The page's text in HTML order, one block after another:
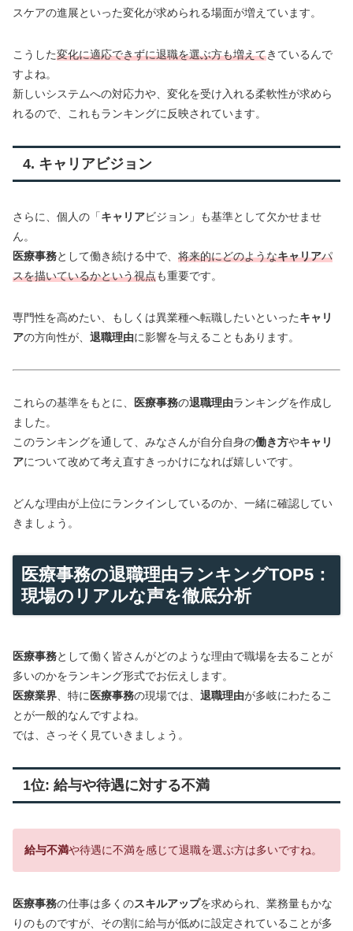
スケアの進展といった変化が求められる場面が増えています。
こうした変化に適応できずに退職を選ぶ方も増えてきているんで
すよね。
新しいシステムへの対応力や、変化を受け入れる柔軟性が求めら
れるので、これもランキングに反映されています。
4. キャリアビジョン
さらに、個人の「キャリアビジョン」も基準として欠かせませ
ん。
医療事務として働き続ける中で、 将来的にどのようなキャリアパ
スを描いているかという視点も重要です。
専門性を高めたい、もしくは異業種へ転職したいといったキャリ
アの方向性が、 退職理由に影響を与えることもあります。
これらの基準をもとに、 医療事務の退職理由ランキングを作成し
ました。
このランキングを通して、みなさんが自分自身の働き方やキャリ
アについて改めて考え直すきっかけになれば嬉しいです。
どんな理由が上位にランクインしているのか、一緒に確認してい
きましょう。
医療事務の退職理由ランキングTOP5：
現場のリアルな声を徹底分析
医療事務として働く皆さんがどのような理由で職場を去ることが
多いのかをランキング形式でお伝えします。
医療業界 、特に 医療事務の現場では、 退職理由が多岐にわたるこ
とが一般的なんですよね。
では、さっそく見ていきましょう。
1位: 給与や待遇に対する不満
給与不満や待遇に不満を感じて退職を選ぶ方は多いですね。
医療事務の仕事は多くのスキルアップを求められ、業務量もかな
りのものですが、その割に給与が低めに設定されていることが多